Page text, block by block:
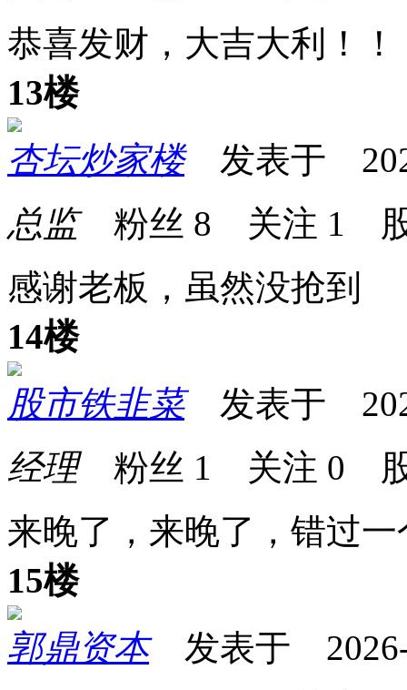
恭喜发财，大吉大利！
13楼
杏坛炒家楼发表于
总监粉丝 8 关注 1
感谢老板，虽然没抢到
14楼
股市铁韭菜发表于
经理粉丝 1 关注 0
来晚了，来晚了，错过一
15楼
郭鼎资本发表于 2026-